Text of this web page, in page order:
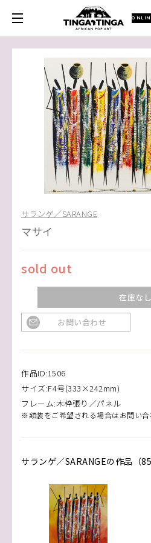
サランゲ／SARANGE
マサイ
sold out
在庫なし
お問い合わせ
作品ID:1506
サイズ:F4号(333×242mm)
フレーム:木枠張り／パネル
※額装をご希望される場合はお問い合
サランゲ／SARANGEの作品（85